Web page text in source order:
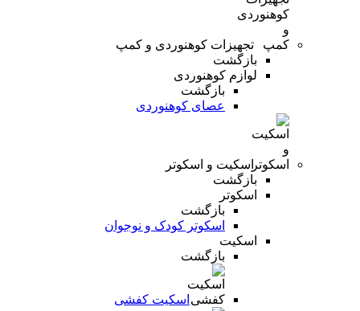
تجهیزات کوهنوردی و کمپ
بازگشت
لوازم کوهنوردی
بازگشت
عصای کوهنوردی
اسکیت و اسکوتر
بازگشت
اسکوتر
بازگشت
اسکوتر کودک و نوجوان
اسکیت
بازگشت
اسکیت کفشی